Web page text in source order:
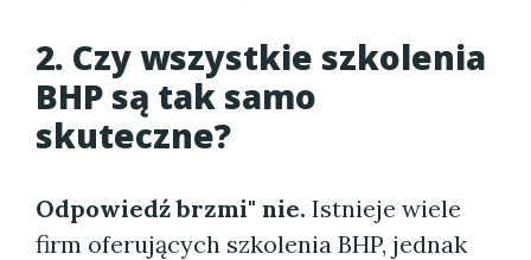
2. Czy wszystkie szkolenia
BHP są tak samo
skuteczne?
Odpowiedź brzmi" nie. Istnieje wiele
firm oferujących szkolenia BHP, jednak